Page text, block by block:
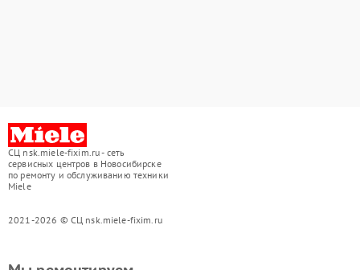
СЦ nsk.miele-fixim.ru - сеть
сервисных центров в Новосибирске
по ремонту и обслуживанию техники
Miele
2021-2026 © СЦ nsk.miele-fixim.ru